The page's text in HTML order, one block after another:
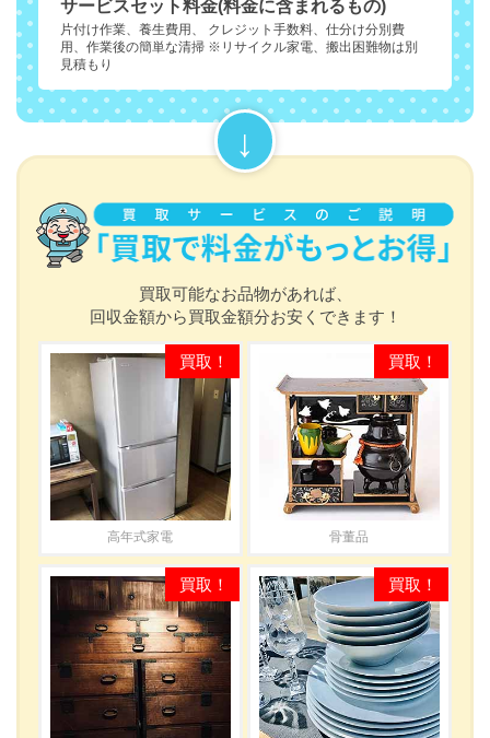
サービスセット料金(料金に含まれるもの)
片付け作業、養生費用、 クレジット手数料、仕分け分別費
用、作業後の簡単な清掃 ※リサイクル家電、搬出困難物は別
見積もり
買取可能なお品物があれば、
回収金額から買取金額分お安くできます！
高年式家電 骨董品